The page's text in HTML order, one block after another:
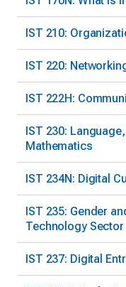
IST 210:
IST 220:
IST 222H:
IST 230:
Mathematics
IST 234N: Digital
IST 235: Gender
Technology Sector
IST 237: Digital